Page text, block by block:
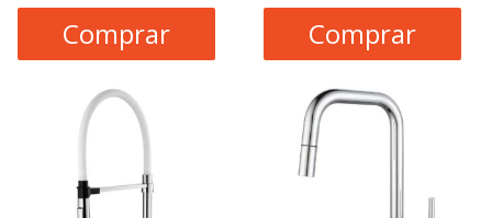
Comprar Comprar